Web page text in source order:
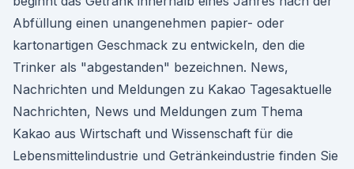
Abfüllung einen unangenehmen papier- oder
kartonartigen Geschmack zu entwickeln, den die
Trinker als "abgestanden" bezeichnen. News,
Nachrichten und Meldungen zu Kakao Tagesaktuelle
Nachrichten, News und Meldungen zum Thema
Kakao aus Wirtschaft und Wissenschaft für die
Lebensmittelindustrie und Getränkeindustrie finden Sie